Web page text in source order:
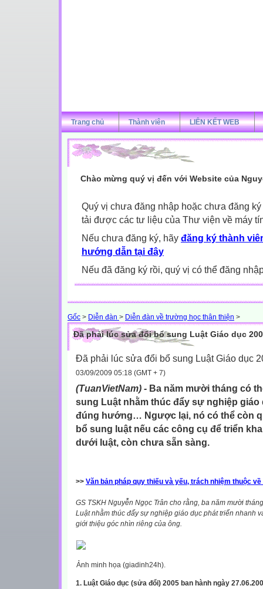
Trang chủ Thành viên LIÊN KẾT WEB
Chào mừng quý vị đến với Website của
Quý vị chưa đăng nhập hoặc chưa đăng
tải được các tư liệu của Thư viện về máy
Nếu chưa đăng ký, hãy đăng ký thành
hướng dẫn tại đây
Nếu đã đăng ký rồi, quý vị có thể đăng
Gốc > Diễn đàn > Diễn đàn về trường học thân thiện >
Đã phải lúc sửa đổi bổ sung Luật Giáo dục
Đã phải lúc sửa đổi bổ sung Luật Giáo dục
03/09/2009 05:18 (GMT + 7)
(TuanVietNam) - Ba năm mười tháng có
sung Luật nhằm thúc đẩy sự nghiệp giáo
đúng hướng… Ngược lại, nó có thể còn
bổ sung luật nếu các công cụ để triển
dưới luật, còn chưa sẵn sàng.
>> Văn bản pháp quy thiếu và yếu, trách nhiệm thuộc về
GS TSKH Nguyễn Ngọc Trân cho rằng, ba năm mười
Luật nhằm thúc đẩy sự nghiệp giáo dục phát triển nhanh
giới thiệu góc nhìn riêng của ông.
Ảnh minh họa (giadinh24h).
1. Luật Giáo dục (sửa đổi) 2005 ban hành ngày